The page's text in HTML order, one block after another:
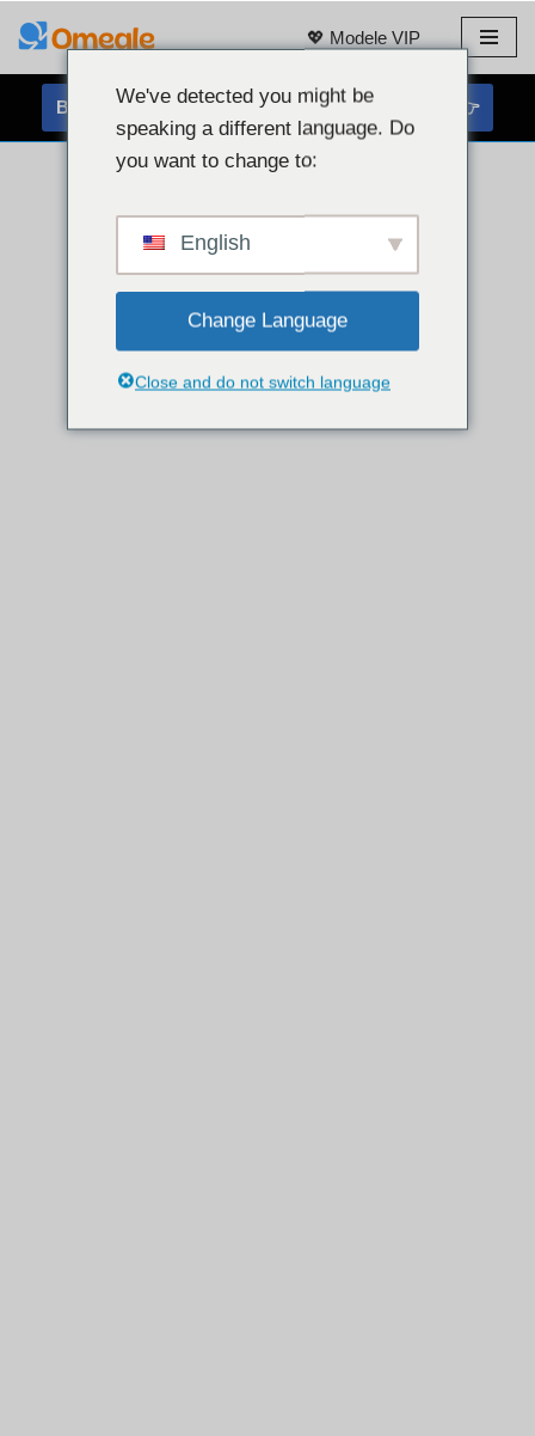
💖 Modele VIP
BEZPŁATNY CZAT Z KAMERĄ INTERNETOWĄ 👉
We've detected you might be
speaking a different language. Do
you want to change to:
English
Change Language
Close and do not switch language